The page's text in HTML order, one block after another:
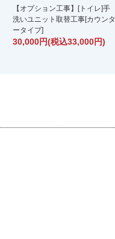
【オプション工事】[トイレ]手
洗いユニット取替工事[カウンタ
ータイプ]
30,000円(税込33,000円)